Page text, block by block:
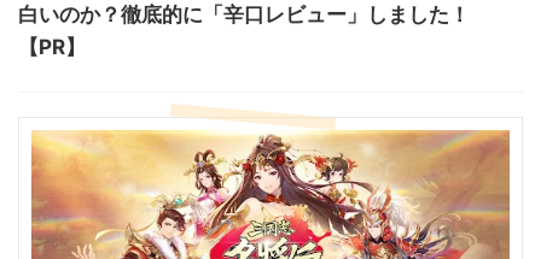
白いのか？徹底的に「辛口レビュー」しました！
【PR】